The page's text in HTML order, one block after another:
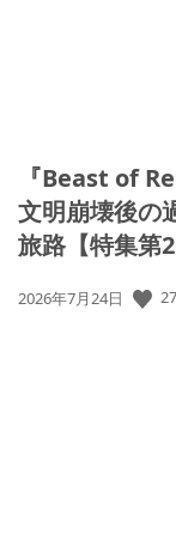
『Beast of
文明崩壊後の
旅路【特集第2
公
2026年7月24日 27